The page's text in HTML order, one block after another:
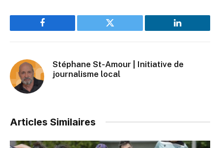
Facebook Twitter LinkedIn
Stéphane St-Amour | Initiative de
journalisme local
Articles Similaires